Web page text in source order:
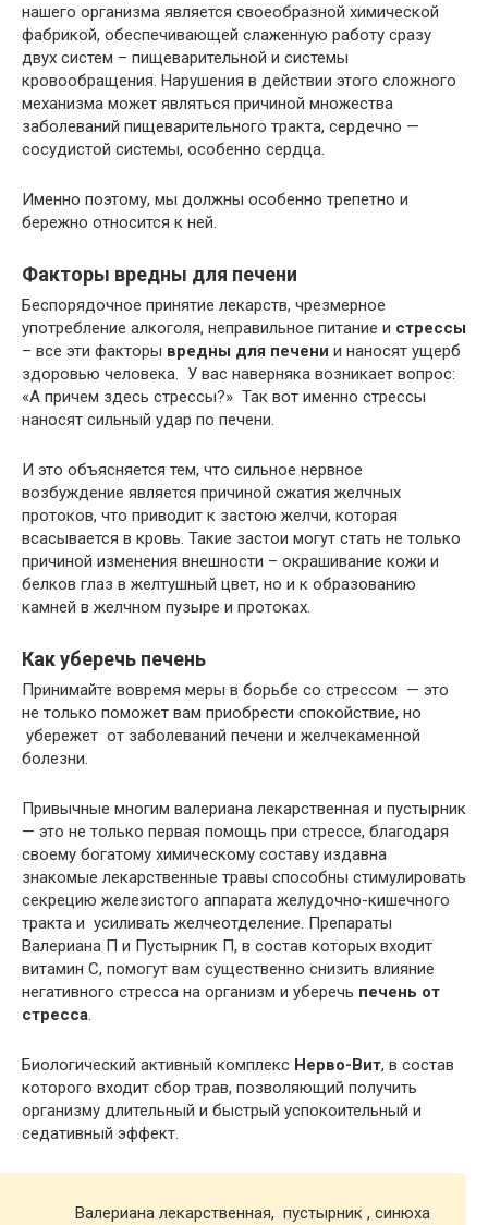
нашего организма является своеобразной химической
фабрикой, обеспечивающей слаженную работу сразу
двух систем – пищеварительной и системы
кровообращения. Нарушения в действии этого сложного
механизма может являться причиной множества
заболеваний пищеварительного тракта, сердечно —
сосудистой системы, особенно сердца.
Именно поэтому, мы должны особенно трепетно и
бережно относится к ней.
Факторы вредны для печени
Беспорядочное принятие лекарств, чрезмерное
употребление алкоголя, неправильное питание и стрессы
– все эти факторы вредны для печени и наносят ущерб
здоровью человека. У вас наверняка возникает вопрос:
«А причем здесь стрессы?» Так вот именно стрессы
наносят сильный удар по печени.
И это объясняется тем, что сильное нервное
возбуждение является причиной сжатия желчных
протоков, что приводит к застою желчи, которая
всасывается в кровь. Такие застои могут стать не только
причиной изменения внешности – окрашивание кожи и
белков глаз в желтушный цвет, но и к образованию
камней в желчном пузыре и протоках.
Как уберечь печень
Принимайте вовремя меры в борьбе со стрессом — это
не только поможет вам приобрести спокойствие, но
убережет от заболеваний печени и желчекаменной
болезни.
Привычные многим валериана лекарственная и пустырник
— это не только первая помощь при стрессе, благодаря
своему богатому химическому составу издавна
знакомые лекарственные травы способны стимулировать
секрецию железистого аппарата желудочно-кишечного
тракта и усиливать желчеотделение. Препараты
Валериана П и Пустырник П, в состав которых входит
витамин С, помогут вам существенно снизить влияние
негативного стресса на организм и уберечь печень от
стресса.
Биологический активный комплекс Нерво-Вит, в состав
которого входит сбор трав, позволяющий получить
организму длительный и быстрый успокоительный и
седативный эффект.
Валериана лекарственная, пустырник , синюха